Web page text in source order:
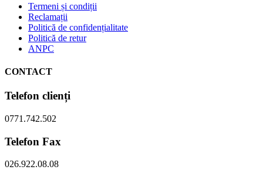
Termeni și condiții
Reclamații
Politică de confidențialitate
Politică de retur
ANPC
CONTACT
Telefon clienți
0771.742.502
Telefon Fax
026.922.08.08